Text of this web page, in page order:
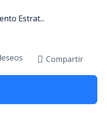
Estrat...
Compartir